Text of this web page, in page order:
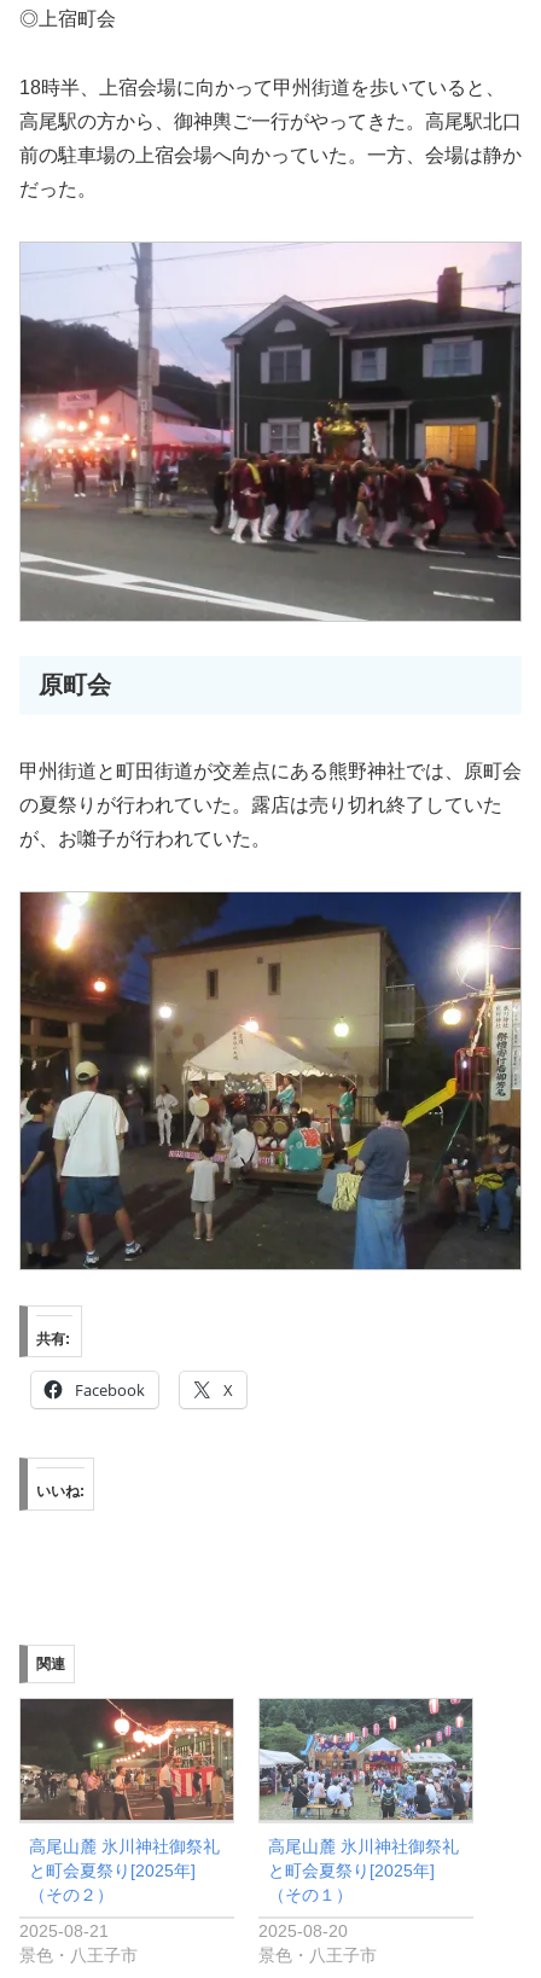
◎上宿町会
18時半、上宿会場に向かって甲州街道を歩いていると、
高尾駅の方から、御神輿ご一行がやってきた。高尾駅北口
前の駐車場の上宿会場へ向かっていた。一方、会場は静か
だった。
原町会
甲州街道と町田街道が交差点にある熊野神社では、原町会
の夏祭りが行われていた。露店は売り切れ終了していた
が、お囃子が行われていた。
共有:
Facebook X
いいね:
関連
高尾山麓 氷川神社御祭礼
と町会夏祭り[2025年]
（その２）
2025-08-21
景色・八王子市
高尾山麓 氷川神社御祭礼
と町会夏祭り[2025年]
（その１）
2025-08-20
景色・八王子市